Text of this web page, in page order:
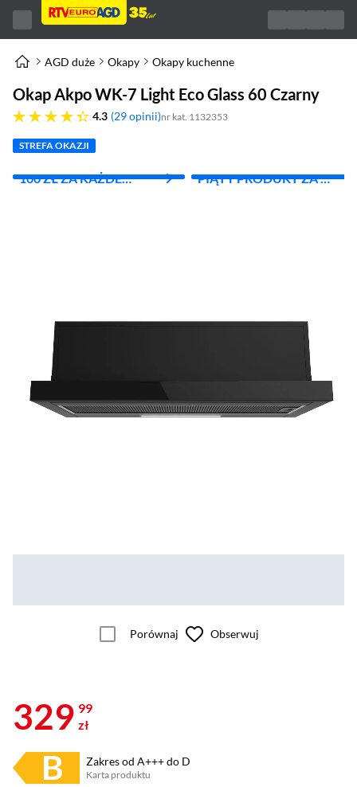
AGD duże Okapy Okapy kuchenne
Okap Akpo WK-7 Light Eco Glass 60 Czarny
4.3
4.3 gwiazdek 29 opinii nr kat. 1132353
STREFA OKAZJI
100 ZŁ ZA KAŻDE
PIĄTY PRODUKT ZA 1
Porównaj Obserwuj
329 99
zł
Zakres od A+++ do D
Karta produktu
Plik w formacie pdf
(otworzy się w nowym oknie)